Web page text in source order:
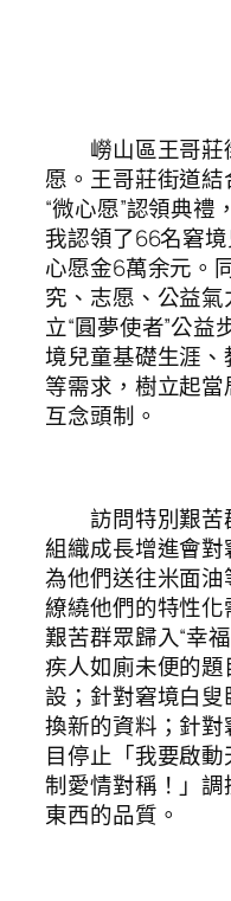
嶗山區王哥莊
愿。王哥莊街道
“微心愿”認領典禮
我認領了66名窘
心愿金6萬余元。
究、志愿、公益
立“圓夢使者”公
境兒童基礎生涯
等需求，樹立起
互念頭制。
訪問特別艱苦
組織成長增進會對
為他們送往米面油
繚繞他們的特性
艱苦群眾歸入“幸
疾人如廁未便的
設；針對窘境白
換新的資料；針
目停止「我要啟
制愛情對稱！」
東西的品質。